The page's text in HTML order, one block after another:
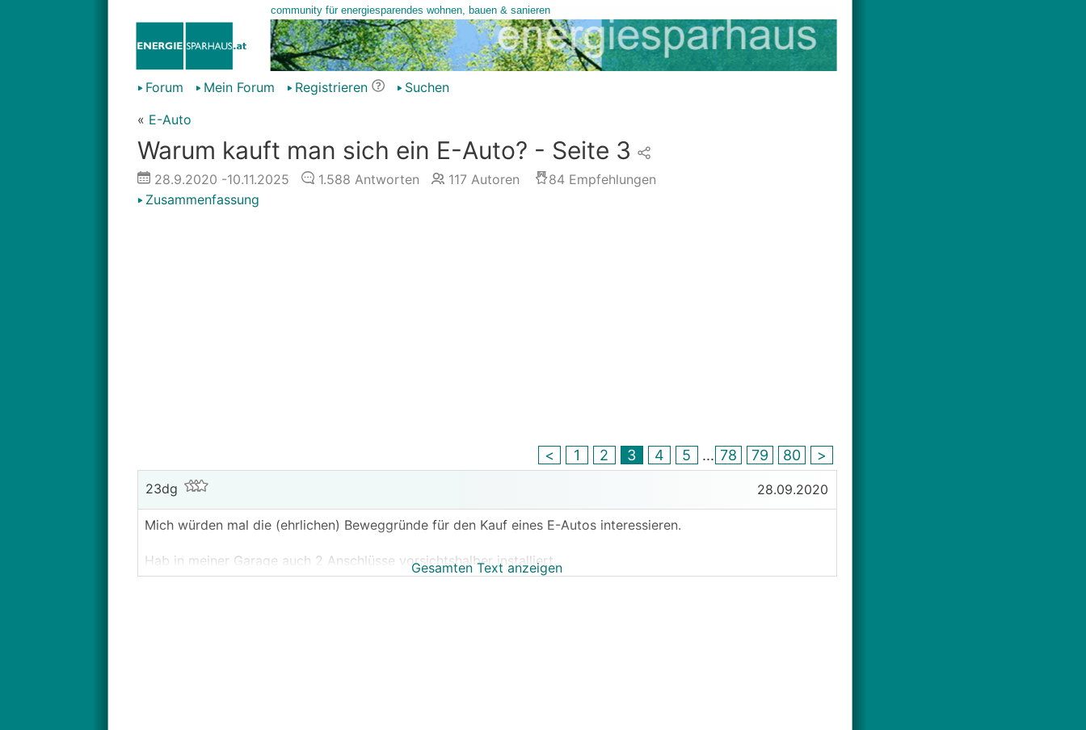
Forum Mein Forum Registrieren
Suchen
« E-Auto
Warum kauft man sich ein E-Auto? - Seite 3
28.9.2020 -10.11.2025 1.588 Antworten 117Autoren 84Empfehlungen
Zusammenfassung
< 1 2 3 4 5 ... 78 79 80 >
23dg 28.09.2020
Mich würden mal die (ehrlichen) Beweggründe für den Kauf eines E-Autos interessieren.
Hab in meiner Garage auch 2 Anschlüsse vorsichtshalber installiert.
Gesamten Text anzeigen